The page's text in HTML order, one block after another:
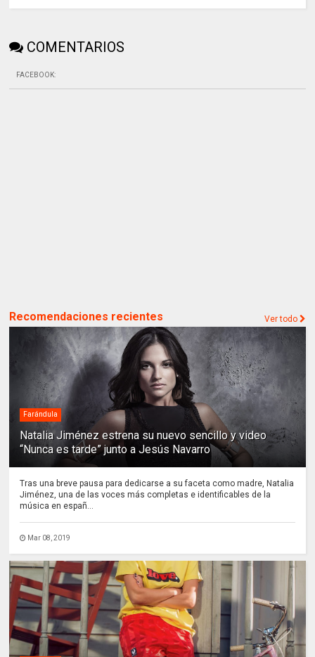
COMENTARIOS
FACEBOOK:
Recomendaciones recientes Ver todo
Farándula
Natalia Jiménez estrena su nuevo sencillo y video
“Nunca es tarde” junto a Jesús Navarro
Tras una breve pausa para dedicarse a su faceta como madre, Natalia
Jiménez, una de las voces más completas e identificables de la
música en españ...
Mar 08, 2019